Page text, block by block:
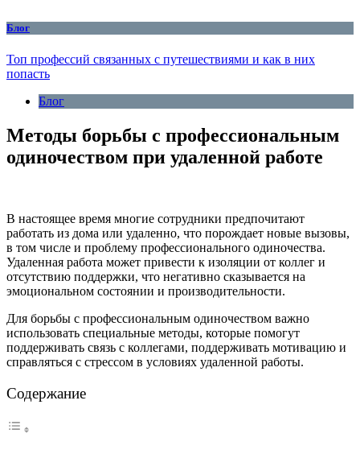
Блог
Топ профессий связанных с путешествиями и как в них
попасть
Блог
Методы борьбы с профессиональным
одиночеством при удаленной работе
В настоящее время многие сотрудники предпочитают
работать из дома или удаленно, что порождает новые вызовы,
в том числе и проблему профессионального одиночества.
Удаленная работа может привести к изоляции от коллег и
отсутствию поддержки, что негативно сказывается на
эмоциональном состоянии и производительности.
Для борьбы с профессиональным одиночеством важно
использовать специальные методы, которые помогут
поддерживать связь с коллегами, поддерживать мотивацию и
справляться с стрессом в условиях удаленной работы.
Содержание